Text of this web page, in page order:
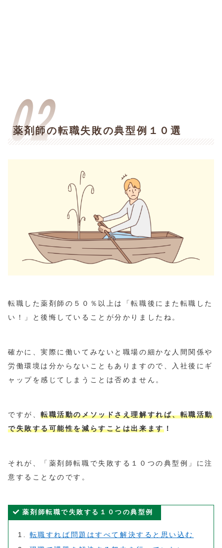
薬剤師の転職失敗の典型例１０選
転職した薬剤師の５０％以上は「転職後にまた転職した
い！」と後悔していることが分かりましたね。
確かに、実際に働いてみないと職場の細かな人間関係や
労働環境は分からないこともありますので、入社後にギ
ャップを感じてしまうことは否めません。
ですが、転職活動のメソッドさえ理解すれば、転職活動
で失敗する可能性を減らすことは出来ます！
それが、「薬剤師転職で失敗する１０つの典型例」に注
意することなのです。
薬剤師転職で失敗する１０つの典型例
転職すれば問題はすべて解決すると思い込む